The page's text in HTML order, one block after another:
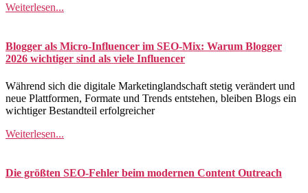
Weiterlesen...
Blogger als Micro-Influencer im SEO-Mix: Warum Blogger
2026 wichtiger sind als viele Influencer
Während sich die digitale Marketinglandschaft stetig verändert und
neue Plattformen, Formate und Trends entstehen, bleiben Blogs ein
wichtiger Bestandteil erfolgreicher
Weiterlesen...
Die größten SEO-Fehler beim modernen Content Outreach